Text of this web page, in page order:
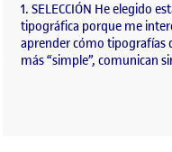
1. SELECCIÓN He elegido
tipográfica porque me
aprender cómo tipografías
más “simple”, comunican